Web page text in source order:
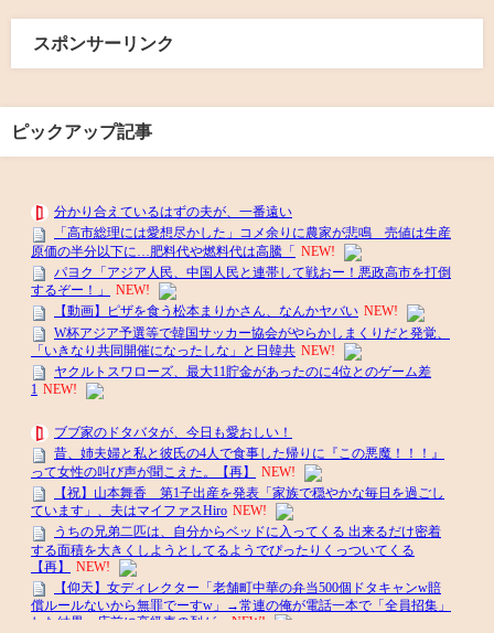
スポンサーリンク
ピックアップ記事